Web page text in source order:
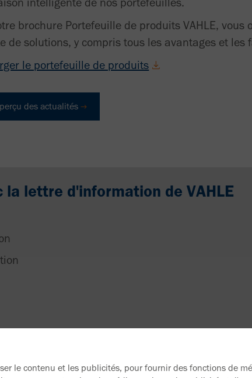
brochure Portefeuille de produits VAHLE,
de solutions, y compris tous les avantages et les
le portefeuille de produits
des actualités
la lettre d'information de VAHLE
le contenu et les publicités, pour fournir des fonctions de